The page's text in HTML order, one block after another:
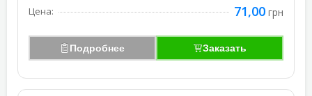
Цена: 71,00 грн
Подробнее Заказать